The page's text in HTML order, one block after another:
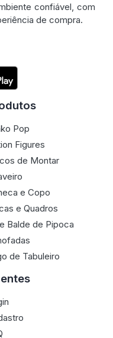
confiável, com
de compra.
Pop
Figures
de Montar
e Copo
e Quadros
Balde de Pipoca
de Tabuleiro